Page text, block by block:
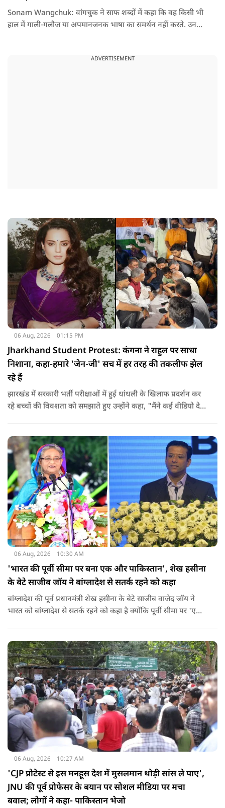
Sonam Wangchuk: वांगचुक ने साफ शब्दों में कहा कि वह किसी भी
हाल में गाली-गलौज या अपमानजनक भाषा का समर्थन नहीं करते. उनका
ADVERTISEMENT
06 Aug, 2026 01:15 PM
Jharkhand Student Protest: कंगना ने राहुल पर साधा
निशाना, कहा-हमारे 'जेन-जी' सच में हर तरह की तकलीफ झेल
रहे हैं
झारखंड में सरकारी भर्ती परीक्षाओं में हुई धांधली के खिलाफ प्रदर्शन कर
रहे बच्चों की विवशता को समझाते हुए उन्होंने कहा, "मैंने कई वीडियो देखे
यहां तक गंभीर हैं कि बच्चों के पास ऑनलाइन फूड नहीं जा पा रहा है. ऐसी
स्थिति में राहुल गांधी वहां नहीं पहुंच रहे हैं.
06 Aug, 2026 10:30 AM
'भारत की पूर्वी सीमा पर बना एक और पाकिस्तान', शेख हसीना
के बेटे साजीब जॉय ने बांग्लादेश से सतर्क रहने को कहा
बांग्लादेश की पूर्व प्रधानमंत्री शेख हसीना के बेटे साजीब वाजेद जॉय ने
भारत को बांग्लादेश से सतर्क रहने को कहा है क्योंकि पूर्वी सीमा पर 'एक
होना चाहिए.
06 Aug, 2026 10:27 AM
'CJP प्रोटेस्ट से इस मनहूस देश में मुसलमान थोड़ी सांस ले पाए',
JNU की पूर्व प्रोफेसर के बयान पर सोशल मीडिया पर मचा
बवाल; लोगों ने कहा- पाकिस्तान भेजो